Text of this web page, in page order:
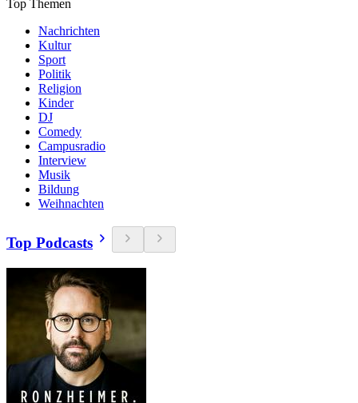
Top Themen
Nachrichten
Kultur
Sport
Politik
Religion
Kinder
DJ
Comedy
Campusradio
Interview
Musik
Bildung
Weihnachten
Top Podcasts